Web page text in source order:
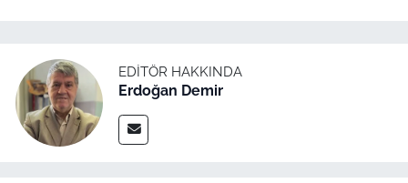
EDITÖR HAKKINDA
Erdoğan Demir